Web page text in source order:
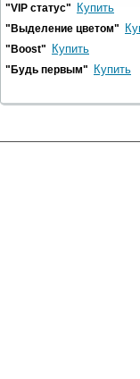
"VIP статус" Купить
"Выделение цветом"
"Boost" Купить
"Будь первым" Купить